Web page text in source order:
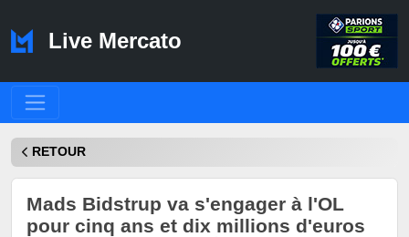
Live Mercato
RETOUR
Mads Bidstrup va s'engager à l'OL
pour cinq ans et dix millions d'euros